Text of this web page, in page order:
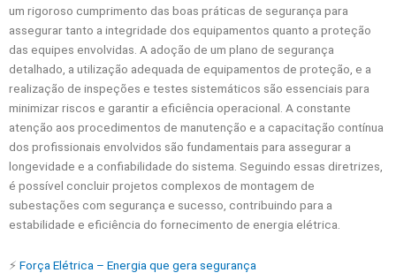
um rigoroso cumprimento das boas práticas de segurança para
assegurar tanto a integridade dos equipamentos quanto a proteção
das equipes envolvidas. A adoção de um plano de segurança
detalhado, a utilização adequada de equipamentos de proteção, e a
realização de inspeções e testes sistemáticos são essenciais para
minimizar riscos e garantir a eficiência operacional. A constante
atenção aos procedimentos de manutenção e a capacitação contínua
dos profissionais envolvidos são fundamentais para assegurar a
longevidade e a confiabilidade do sistema. Seguindo essas diretrizes,
é possível concluir projetos complexos de montagem de
subestações com segurança e sucesso, contribuindo para a
estabilidade e eficiência do fornecimento de energia elétrica.
⚡️ Força Elétrica – Energia que gera segurança